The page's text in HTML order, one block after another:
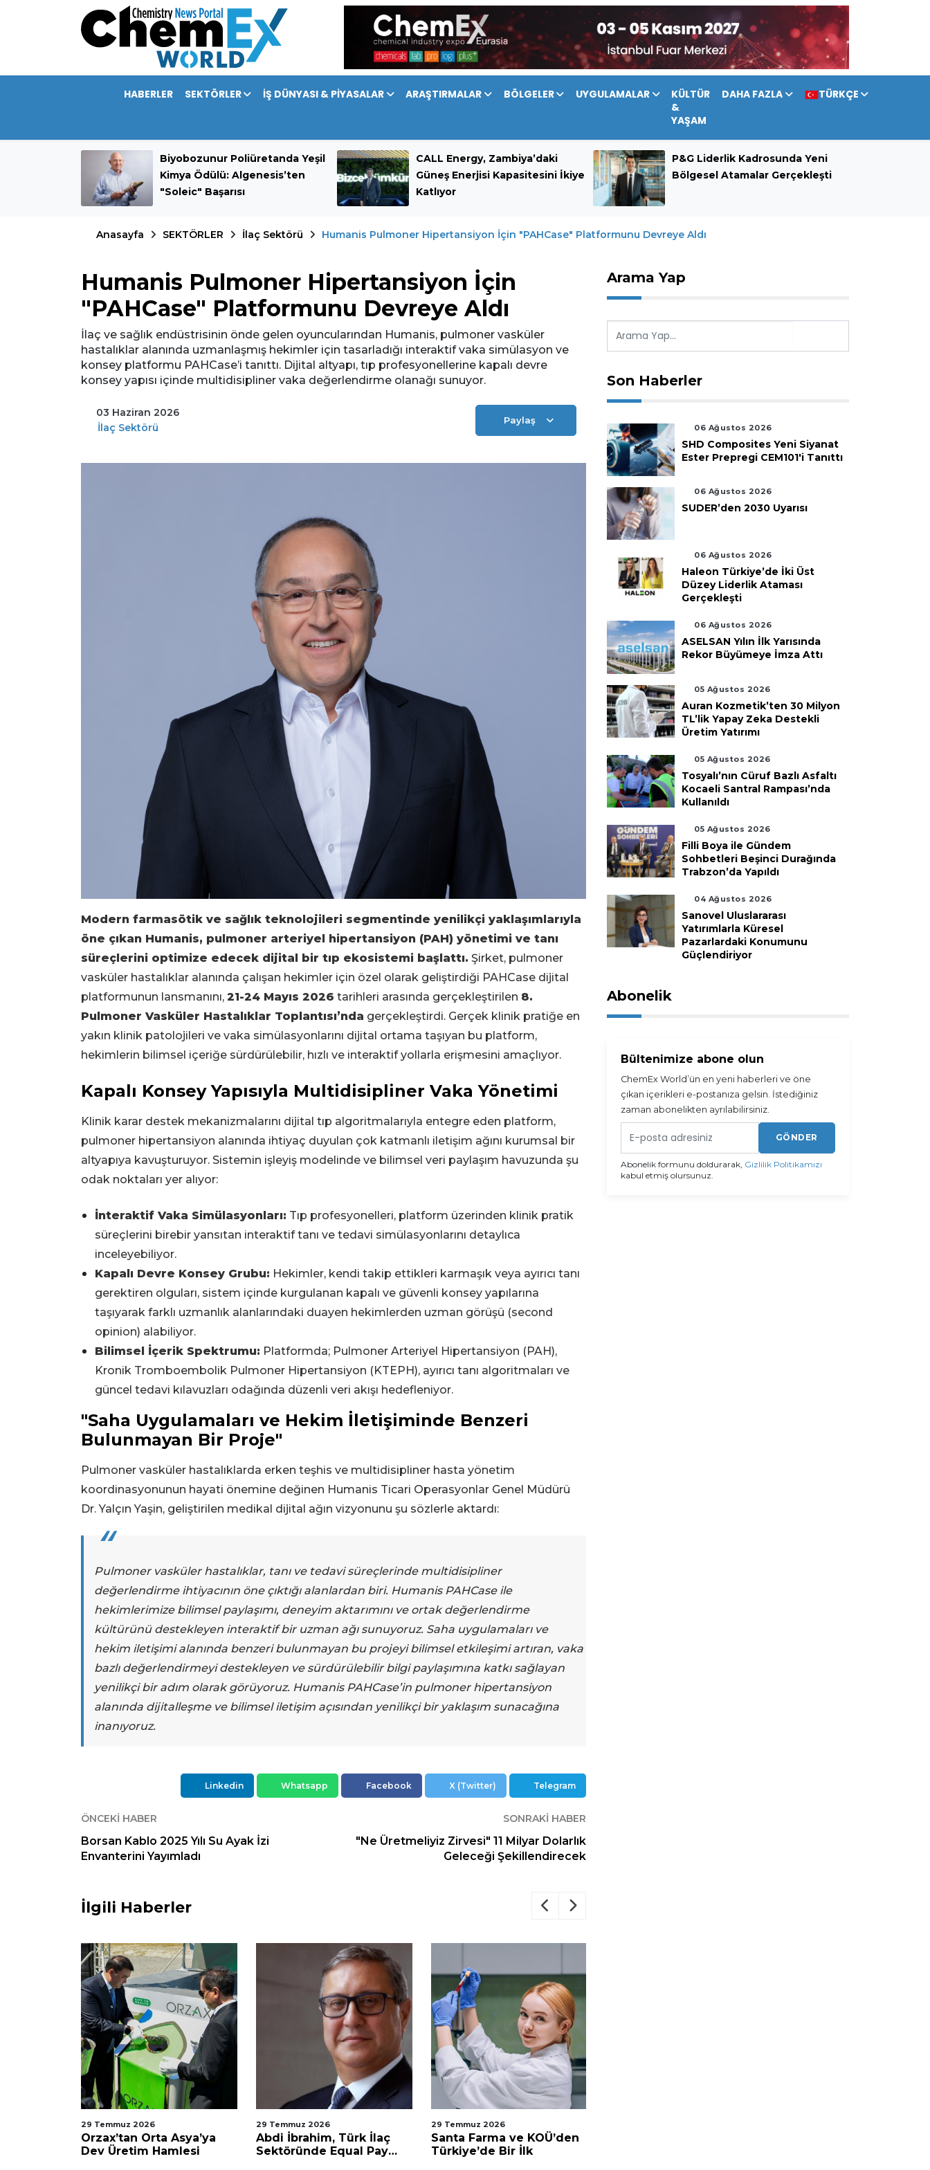
HABERLER SEKTÖRLER İŞ DÜNYASI & PİYASALAR ARAŞTIRMALAR BÖLGELER UYGULAMALAR
KÜLTÜR
&
YAŞAM
DAHA FAZLA TÜRKÇE
Biyobozunur Poliüretanda Yeşil
Kimya Ödülü: Algenesis’ten
"Soleic" Başarısı
CALL Energy, Zambiya’daki
Güneş Enerjisi Kapasitesini İkiye
Katlıyor
P&G Liderlik Kadrosunda Yeni
Bölgesel Atamalar Gerçekleşti
Anasayfa SEKTÖRLER İlaç Sektörü Humanis Pulmoner Hipertansiyon İçin "PAHCase" Platformunu Devreye Aldı
Humanis Pulmoner Hipertansiyon İçin
"PAHCase" Platformunu Devreye Aldı
İlaç ve sağlık endüstrisinin önde gelen oyuncularından Humanis, pulmoner vasküler
hastalıklar alanında uzmanlaşmış hekimler için tasarladığı interaktif vaka simülasyon ve
konsey platformu PAHCase’i tanıttı. Dijital altyapı, tıp profesyonellerine kapalı devre
konsey yapısı içinde multidisipliner vaka değerlendirme olanağı sunuyor.
03 Haziran 2026
İlaç Sektörü
Paylaş
Modern farmasötik ve sağlık teknolojileri segmentinde yenilikçi yaklaşımlarıyla
öne çıkan Humanis, pulmoner arteriyel hipertansiyon (PAH) yönetimi ve tanı
süreçlerini optimize edecek dijital bir tıp ekosistemi başlattı. Şirket, pulmoner
vasküler hastalıklar alanında çalışan hekimler için özel olarak geliştirdiği PAHCase dijital
platformunun lansmanını, 21-24 Mayıs 2026 tarihleri arasında gerçekleştirilen 8.
Pulmoner Vasküler Hastalıklar Toplantısı’nda gerçekleştirdi. Gerçek klinik pratiğe en
yakın klinik patolojileri ve vaka simülasyonlarını dijital ortama taşıyan bu platform,
hekimlerin bilimsel içeriğe sürdürülebilir, hızlı ve interaktif yollarla erişmesini amaçlıyor.
Kapalı Konsey Yapısıyla Multidisipliner Vaka Yönetimi
Klinik karar destek mekanizmalarını dijital tıp algoritmalarıyla entegre eden platform,
pulmoner hipertansiyon alanında ihtiyaç duyulan çok katmanlı iletişim ağını kurumsal bir
altyapıya kavuşturuyor. Sistemin işleyiş modelinde ve bilimsel veri paylaşım havuzunda şu
odak noktaları yer alıyor:
İnteraktif Vaka Simülasyonları: Tıp profesyonelleri, platform üzerinden klinik pratik
süreçlerini birebir yansıtan interaktif tanı ve tedavi simülasyonlarını detaylıca
inceleyebiliyor.
Kapalı Devre Konsey Grubu: Hekimler, kendi takip ettikleri karmaşık veya ayırıcı tanı
gerektiren olguları, sistem içinde kurgulanan kapalı ve güvenli konsey yapılarına
taşıyarak farklı uzmanlık alanlarındaki duayen hekimlerden uzman görüşü (second
opinion) alabiliyor.
Bilimsel İçerik Spektrumu: Platformda; Pulmoner Arteriyel Hipertansiyon (PAH),
Kronik Tromboembolik Pulmoner Hipertansiyon (KTEPH), ayırıcı tanı algoritmaları ve
güncel tedavi kılavuzları odağında düzenli veri akışı hedefleniyor.
"Saha Uygulamaları ve Hekim İletişiminde Benzeri
Bulunmayan Bir Proje"
Pulmoner vasküler hastalıklarda erken teşhis ve multidisipliner hasta yönetim
koordinasyonunun hayati önemine değinen Humanis Ticari Operasyonlar Genel Müdürü
Dr. Yalçın Yaşin, geliştirilen medikal dijital ağın vizyonunu şu sözlerle aktardı:
Pulmoner vasküler hastalıklar, tanı ve tedavi süreçlerinde multidisipliner
değerlendirme ihtiyacının öne çıktığı alanlardan biri. Humanis PAHCase ile
hekimlerimize bilimsel paylaşımı, deneyim aktarımını ve ortak değerlendirme
kültürünü destekleyen interaktif bir uzman ağı sunuyoruz. Saha uygulamaları ve
hekim iletişimi alanında benzeri bulunmayan bu projeyi bilimsel etkileşimi artıran, vaka
bazlı değerlendirmeyi destekleyen ve sürdürülebilir bilgi paylaşımına katkı sağlayan
yenilikçi bir adım olarak görüyoruz. Humanis PAHCase’in pulmoner hipertansiyon
alanında dijitalleşme ve bilimsel iletişim açısından yenilikçi bir yaklaşım sunacağına
inanıyoruz.
Linkedin Whatsapp Facebook X (Twitter) Telegram
ÖNCEKI HABER
Borsan Kablo 2025 Yılı Su Ayak İzi
Envanterini Yayımladı
SONRAKI HABER
"Ne Üretmeliyiz Zirvesi" 11 Milyar Dolarlık
Geleceği Şekillendirecek
İlgili Haberler
29 Temmuz 2026
Orzax’tan Orta Asya’ya
Dev Üretim Hamlesi
29 Temmuz 2026
Abdi İbrahim, Türk İlaç
Sektöründe Equal Pay
29 Temmuz 2026
Santa Farma ve KOÜ’den
Türkiye’de Bir İlk
Arama Yap
Son Haberler
06 Ağustos 2026
SHD Composites Yeni Siyanat
Ester Prepregi CEM101'i Tanıttı
06 Ağustos 2026
SUDER’den 2030 Uyarısı
06 Ağustos 2026
Haleon Türkiye’de İki Üst
Düzey Liderlik Ataması
Gerçekleşti
06 Ağustos 2026
ASELSAN Yılın İlk Yarısında
Rekor Büyümeye İmza Attı
05 Ağustos 2026
Auran Kozmetik’ten 30 Milyon
TL’lik Yapay Zeka Destekli
Üretim Yatırımı
05 Ağustos 2026
Tosyalı’nın Cüruf Bazlı Asfaltı
Kocaeli Santral Rampası’nda
Kullanıldı
05 Ağustos 2026
Filli Boya ile Gündem
Sohbetleri Beşinci Durağında
Trabzon’da Yapıldı
04 Ağustos 2026
Sanovel Uluslararası
Yatırımlarla Küresel
Pazarlardaki Konumunu
Güçlendiriyor
Abonelik
Bültenimize abone olun
ChemEx World’ün en yeni haberleri ve öne
çıkan içerikleri e-postanıza gelsin. İstediğiniz
zaman abonelikten ayrılabilirsiniz.
GÖNDER
Abonelik formunu doldurarak, Gizlilik Politikamızı
kabul etmiş olursunuz.